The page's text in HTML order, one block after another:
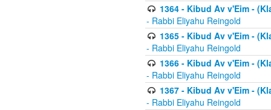
1364 - Kibud Av v'Eim -
- Rabbi Eliyahu Reingold
1365 - Kibud Av v'Eim -
- Rabbi Eliyahu Reingold
1366 - Kibud Av v'Eim -
- Rabbi Eliyahu Reingold
1367 - Kibud Av v'Eim -
- Rabbi Eliyahu Reingold